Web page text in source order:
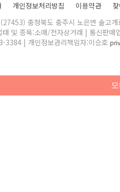
개인정보처리방침 이용약관
충청북도 충주시 노은면 솔고
및 종목:소매/전자상거래 | 통신판매
3384 | 개인정보관리책임자:이승호